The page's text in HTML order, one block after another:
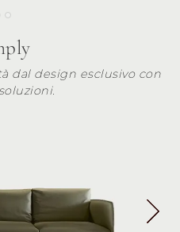
dal design esclusivo con